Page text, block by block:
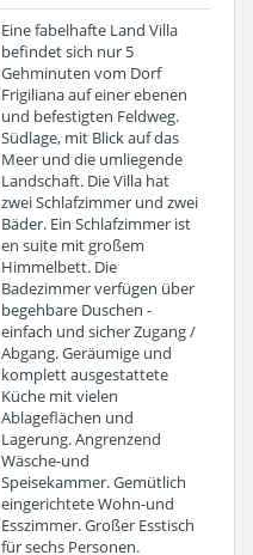
Eine fabelhafte Land Villa
befindet sich nur 5
Gehminuten vom Dorf
Frigiliana auf einer ebenen
und befestigten Feldweg.
Südlage, mit Blick auf das
Meer und die umliegende
Landschaft. Die Villa hat
zwei Schlafzimmer und zwei
Bäder. Ein Schlafzimmer ist
en suite mit großem
Himmelbett. Die
Badezimmer verfügen über
begehbare Duschen -
einfach und sicher Zugang /
Abgang. Geräumige und
komplett ausgestattete
Küche mit vielen
Ablageflächen und
Lagerung. Angrenzend
Wäsche-und
Speisekammer. Gemütlich
eingerichtete Wohn-und
Esszimmer. Großer Esstisch
für sechs Personen.